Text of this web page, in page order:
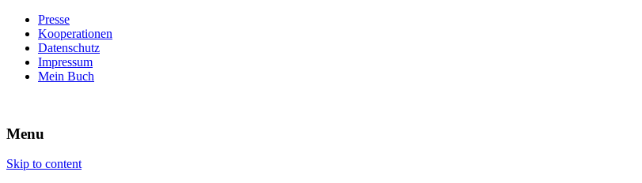
Presse
Kooperationen
Datenschutz
Impressum
Mein Buch
Villa König
Menu
Skip to content